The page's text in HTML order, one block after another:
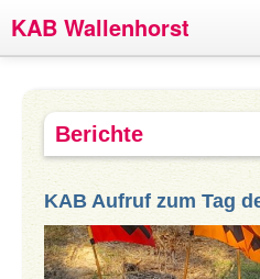
KAB Wallenhorst
Termine
Berichte
Ansprechpartner
Über uns
Berichte
KAB Aufruf zum Tag